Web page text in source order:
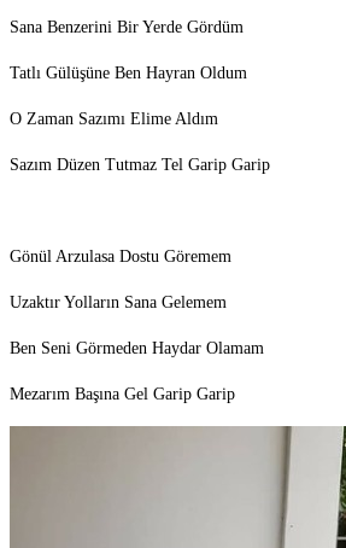
Sana Benzerini Bir Yerde Gördüm
Tatlı Gülüşüne Ben Hayran Oldum
O Zaman Sazımı Elime Aldım
Sazım Düzen Tutmaz Tel Garip Garip
Gönül Arzulasa Dostu Göremem
Uzaktır Yolların Sana Gelemem
Ben Seni Görmeden Haydar Olamam
Mezarım Başına Gel Garip Garip